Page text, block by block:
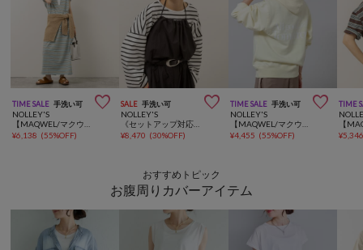
TIME SALE 手洗い可 
NOLLEY'S
【MAQWEL/マクウェル】ウォッシャブルマルチボーダースキッパーワンピース
¥6,138 (55%OFF)
SALE 手洗い可 
NOLLEY'S
《セットアップ対応》【MAQWEL/マクウェル】ホルターネックキャミ
¥8,470 (30%OFF)
TIME SALE 手洗い可 
NOLLEY'S
【MAQWEL/マクウェル】《セットアップ対応》AgfT HOODIE
¥4,455 (55%OFF)
TIME
¥
おすすめトピック
お腹周りカバーアイテム